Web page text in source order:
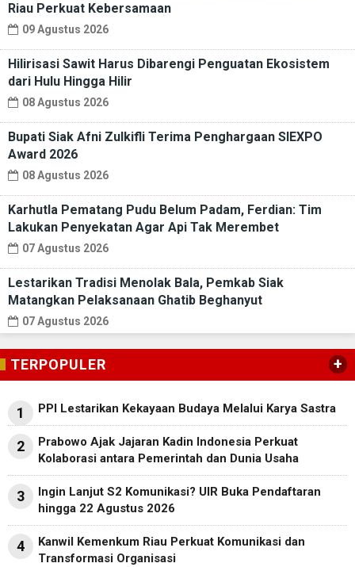
Riau Perkuat Kebersamaan
09 Agustus 2026
Hilirisasi Sawit Harus Dibarengi Penguatan Ekosistem
dari Hulu Hingga Hilir
08 Agustus 2026
Bupati Siak Afni Zulkifli Terima Penghargaan SIEXPO
Award 2026
08 Agustus 2026
Karhutla Pematang Pudu Belum Padam, Ferdian: Tim
Lakukan Penyekatan Agar Api Tak Merembet
07 Agustus 2026
Lestarikan Tradisi Menolak Bala, Pemkab Siak
Matangkan Pelaksanaan Ghatib Beghanyut
07 Agustus 2026
TERPOPULER +
1 PPI Lestarikan Kekayaan Budaya Melalui Karya Sastra
2
Prabowo Ajak Jajaran Kadin Indonesia Perkuat
Kolaborasi antara Pemerintah dan Dunia Usaha
3
Ingin Lanjut S2 Komunikasi? UIR Buka Pendaftaran
hingga 22 Agustus 2026
4
Kanwil Kemenkum Riau Perkuat Komunikasi dan
Transformasi Organisasi